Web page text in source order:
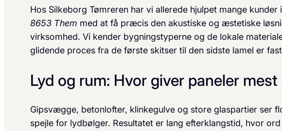
Hos Silkeborg Tømreren har vi allerede hjulpet mange kunder i
8653 Them med at få præcis den akustiske og æstetiske
virksomhed. Vi kender bygningstyperne og de lokale
glidende proces fra de første skitser til den sidste lamel er
Lyd og rum: Hvor giver paneler
Gipsvægge, betonlofter, klinkegulve og store glaspartier ser
spejle for lydbølger. Resultatet er lang efterklangstid, hvor